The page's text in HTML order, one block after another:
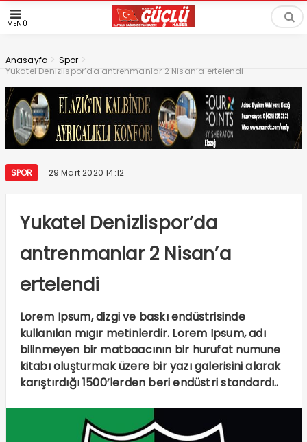
MENÜ
Anasayfa > Spor >
Yukatel Denizlispor’da antrenmanlar 2 Nisan’a ertelendi
SPOR 29 Mart 2020 14:12
Yukatel Denizlispor’da
antrenmanlar 2 Nisan’a
ertelendi
Lorem Ipsum, dizgi ve baskı endüstrisinde
kullanılan mıgır metinlerdir. Lorem Ipsum, adı
bilinmeyen bir matbaacının bir hurufat numune
kitabı oluşturmak üzere bir yazı galerisini alarak
karıştırdığı 1500’lerden beri endüstri standardı..